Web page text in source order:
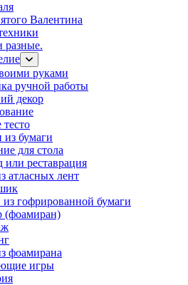
Валентина
разные.
руками
ручной работы
декор
из бумаги
для стола
или реставрация
атласных лент
из гофрированной бумаги
(фоамиран)
фоамирана
игры